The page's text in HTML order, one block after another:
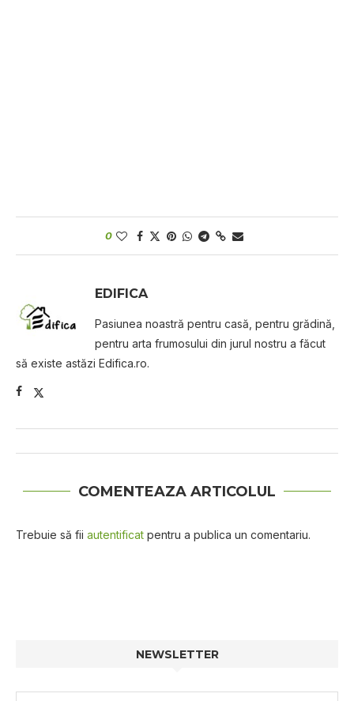
0
EDIFICA
Pasiunea noastră pentru casă, pentru grădină,
pentru arta frumosului din jurul nostru a făcut
să existe astăzi Edifica.ro.
COMENTEAZA ARTICOLUL
Trebuie să fii autentificat pentru a publica un comentariu.
NEWSLETTER